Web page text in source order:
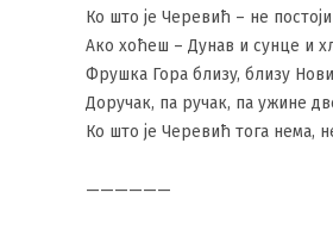
Ко што је Черевић – не постоји
Ако хоћеш – Дунав и сунце и
Фрушка Гора близу, близу
Доручак, па ручак, па ужине
Ко што је Черевић тога нема,
——————